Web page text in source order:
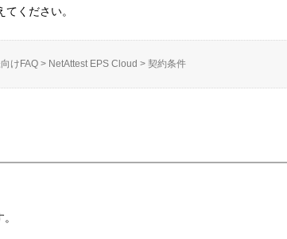
ください。
けFAQ > NetAttest EPS Cloud > 契約条件